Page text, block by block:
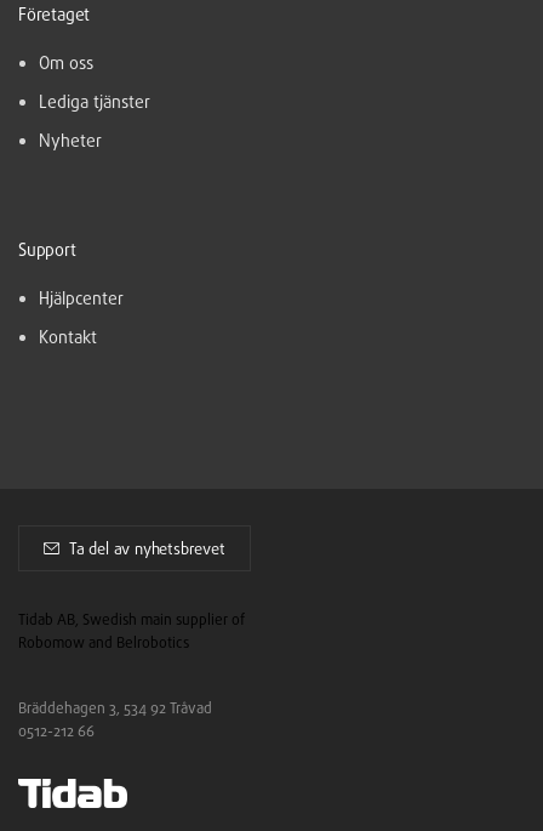
Företaget
Om oss
Lediga tjänster
Nyheter
Support
Hjälpcenter
Kontakt
Ta del av nyhetsbrevet
Tidab AB, Swedish main supplier of
Robomow and Belrobotics
Bräddehagen 3, 534 92 Tråvad
0512-212 66